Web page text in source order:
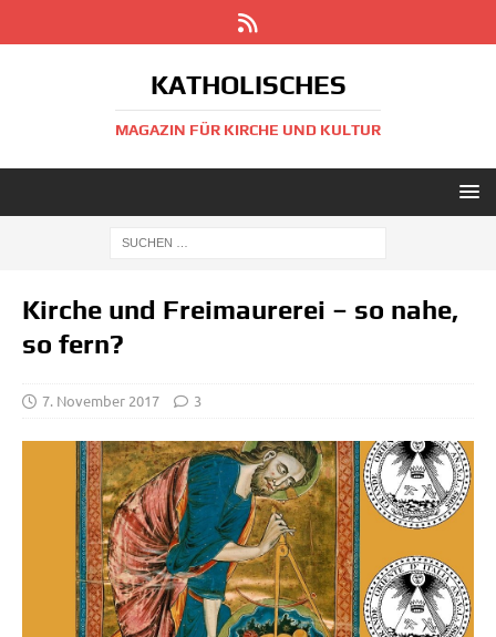
KATHOLISCHES
MAGAZIN FÜR KIRCHE UND KULTUR
Kirche und Freimaurerei – so nahe,
so fern?
7. November 2017 3